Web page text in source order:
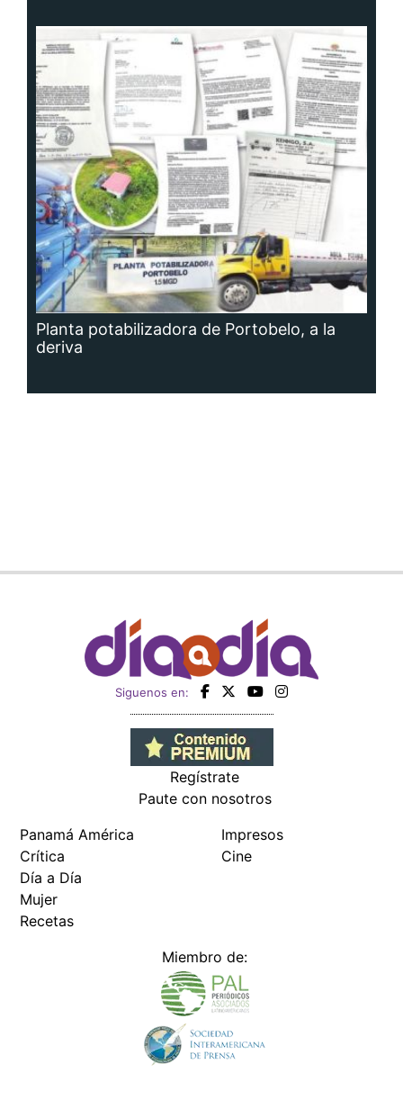
Planta potabilizadora de Portobelo, a la
deriva
Siguenos en:
Regístrate
Paute con nosotros
Panamá América
Crítica
Día a Día
Mujer
Recetas
Impresos
Cine
Miembro de: